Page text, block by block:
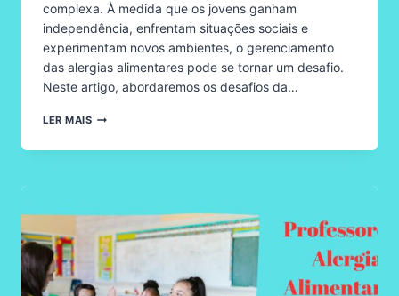
complexa. À medida que os jovens ganham
independência, enfrentam situações sociais e
experimentam novos ambientes, o gerenciamento
das alergias alimentares pode se tornar um desafio.
Neste artigo, abordaremos os desafios da…
LER MAISLIDANDO
ADOLESCÊNCIA